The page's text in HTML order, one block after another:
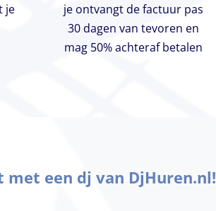
je
je ontvangt de factuur pas
30 dagen van tevoren en
mag 50% achteraf betalen
een dj van DjHuren.nl!